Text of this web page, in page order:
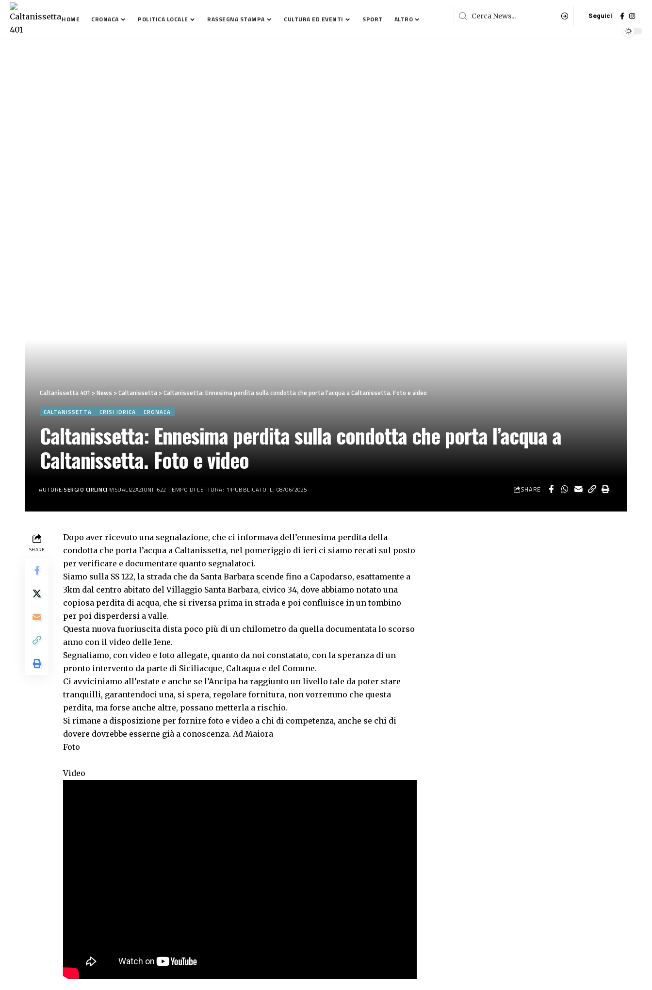
HOME CRONACA POLITICA LOCALE RASSEGNA STAMPA CULTURA ED EVENTI SPORT ALTRO Seguici
Caltanissetta 401 >News >Caltanissetta >Caltanissetta: Ennesima perdita sulla condotta che porta l’acqua a Caltanissetta. Foto e video
CALTANISSETTA CRISI IDRICA CRONACA
Caltanissetta: Ennesima perdita sulla condotta che porta l’acqua a
Caltanissetta. Foto e video
AUTORE:SERGIO CIRLINCI VISUALIZZAZIONI: 622 TEMPO DI LETTURA: 1 PUBBLICATO IL: 08/06/2025 SHARE
SHARE
Dopo aver ricevuto una segnalazione, che ci informava dell’ennesima perdita della
condotta che porta l’acqua a Caltanissetta, nel pomeriggio di ieri ci siamo recati sul posto
per verificare e documentare quanto segnalatoci.
Siamo sulla SS 122, la strada che da Santa Barbara scende fino a Capodarso, esattamente a
3km dal centro abitato del Villaggio Santa Barbara, civico 34, dove abbiamo notato una
copiosa perdita di acqua, che si riversa prima in strada e poi confluisce in un tombino
per poi disperdersi a valle.
Questa nuova fuoriuscita dista poco più di un chilometro da quella documentata lo scorso
anno con il video delle Iene.
Segnaliamo, con video e foto allegate, quanto da noi constatato, con la speranza di un
pronto intervento da parte di Siciliacque, Caltaqua e del Comune.
Ci avviciniamo all’estate e anche se l’Ancipa ha raggiunto un livello tale da poter stare
tranquilli, garantendoci una, si spera, regolare fornitura, non vorremmo che questa
perdita, ma forse anche altre, possano metterla a rischio.
Si rimane a disposizione per fornire foto e video a chi di competenza, anche se chi di
dovere dovrebbe esserne già a conoscenza. Ad Maiora
Foto
Video